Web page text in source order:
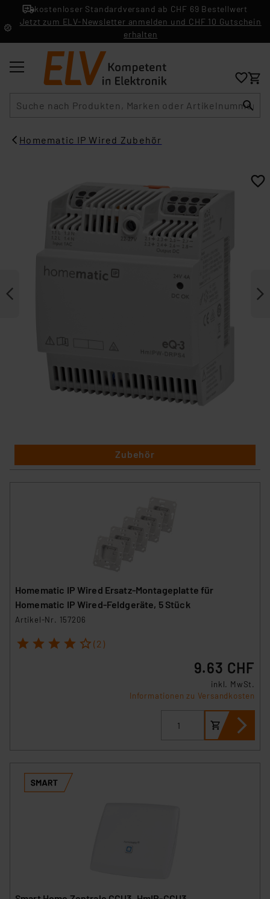
kostenloser Standardversand ab CHF 69 Bestellwert
Jetzt zum ELV-Newsletter anmelden und CHF 10 Gutschein
erhalten
Homematic IP Wired Zubehör
Zubehör
Homematic IP Wired Ersatz-Montageplatte für
Homematic IP Wired-Feldgeräte, 5 Stück
Artikel-Nr. 157206
1 2 3 4 5 (2)
9.63 CHF
inkl. MwSt.
Informationen zu Versandkosten